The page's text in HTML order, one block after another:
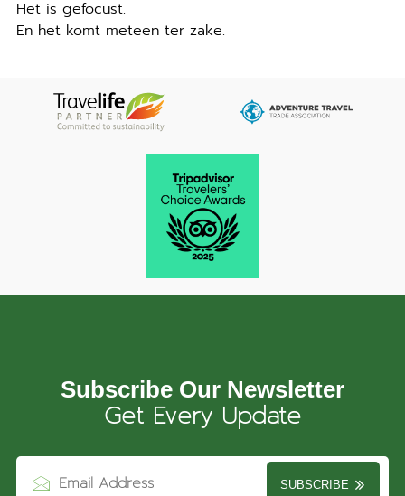
Het is gefocust.
En het komt meteen ter zake.
Subscribe Our Newsletter
Get Every Update
SUBSCRIBE